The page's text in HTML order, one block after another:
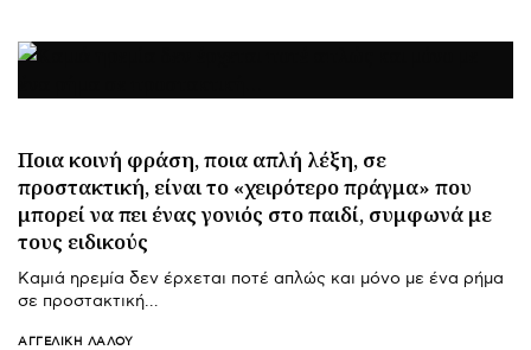
Ποια κοινή φράση, ποια απλή λέξη, σε
προστακτική, είναι το «χειρότερο πράγμα» που
μπορεί να πει ένας γονιός στο παιδί, συμφωνά με
τους ειδικούς
Καμιά ηρεμία δεν έρχεται ποτέ απλώς και μόνο με ένα ρήμα
σε προστακτική…
ΑΓΓΕΛΙΚΉ ΛΆΛΟΥ